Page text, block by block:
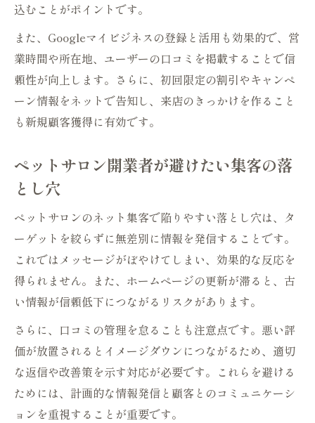
込むことがポイントです。
また、Googleマイビジネスの登録と活用も効果的で、営
業時間や所在地、ユーザーの口コミを掲載することで信
頼性が向上します。さらに、初回限定の割引やキャンペ
ーン情報をネットで告知し、来店のきっかけを作ること
も新規顧客獲得に有効です。
ペットサロン開業者が避けたい集客の落
とし穴
ペットサロンのネット集客で陥りやすい落とし穴は、タ
ーゲットを絞らずに無差別に情報を発信することです。
これではメッセージがぼやけてしまい、効果的な反応を
得られません。また、ホームページの更新が滞ると、古
い情報が信頼低下につながるリスクがあります。
さらに、口コミの管理を怠ることも注意点です。悪い評
価が放置されるとイメージダウンにつながるため、適切
な返信や改善策を示す対応が必要です。これらを避ける
ためには、計画的な情報発信と顧客とのコミュニケーシ
ョンを重視することが重要です。